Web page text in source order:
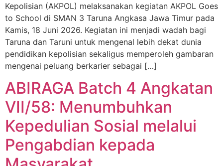
Kepolisian (AKPOL) melaksanakan kegiatan AKPOL Goes
to School di SMAN 3 Taruna Angkasa Jawa Timur pada
Kamis, 18 Juni 2026. Kegiatan ini menjadi wadah bagi
Taruna dan Taruni untuk mengenal lebih dekat dunia
pendidikan kepolisian sekaligus memperoleh gambaran
mengenai peluang berkarier sebagai […]
ABIRAGA Batch 4 Angkatan
VII/58: Menumbuhkan
Kepedulian Sosial melalui
Pengabdian kepada